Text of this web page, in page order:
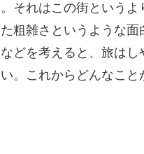
それはこの街というよ
粗雑さというような面
どを考えると、旅はし
。これからどんなこと